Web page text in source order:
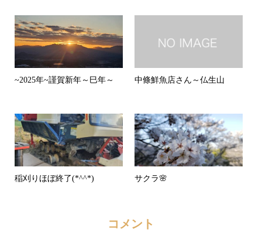
~2025年~謹賀新年～巳年～ 中條鮮魚店さん～仏生山
稲刈りほぼ終了(*^^*) サクラ🌸
コメント